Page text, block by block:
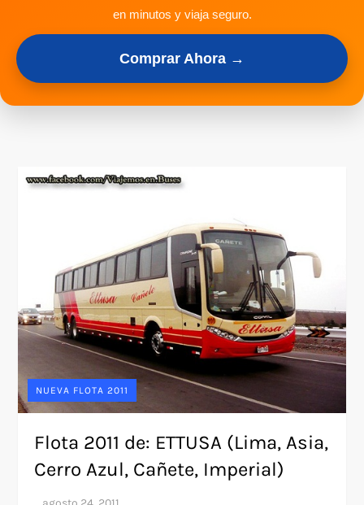
en minutos y viaja seguro.
Comprar Ahora →
NUEVA FLOTA 2011
Flota 2011 de: ETTUSA (Lima, Asia,
Cerro Azul, Cañete, Imperial)